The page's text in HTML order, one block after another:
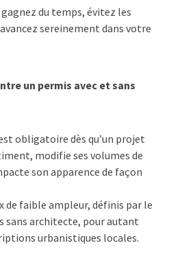
du temps, évitez les
sereinement dans votre
un permis avec et sans
obligatoire dès qu’un projet
, modifie ses volumes de
son apparence de façon
de faible ampleur, définis par le
sans architecte, pour autant
urbanistiques locales.